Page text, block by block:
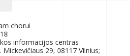
chorui
informacijos centras
Mickevičiaus 29, 08117 Vilnius;